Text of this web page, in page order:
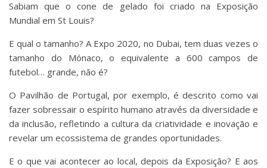
Sabiam que o cone de gelado foi criado na Exposição
Mundial em St Louis?
E qual o tamanho? A Expo 2020, no Dubai, tem duas vezes o
tamanho do Mónaco, o equivalente a 600 campos de
futebol… grande, não é?
O Pavilhão de Portugal, por exemplo, é descrito como vai
fazer sobressair o espírito humano através da diversidade e
da inclusão, refletindo a cultura da criatividade e inovação e
revelar um ecossistema de grandes oportunidades.
E o que vai acontecer ao local, depois da Exposição? E aos